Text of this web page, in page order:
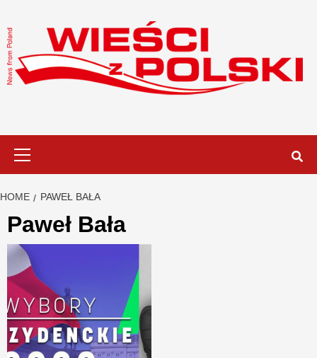
to
content
HOME PAWEŁ BAŁA
Paweł Bała